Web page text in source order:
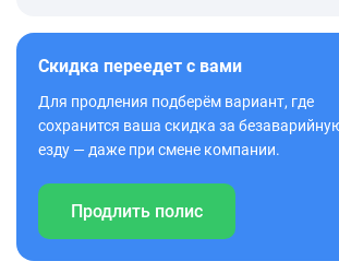
Скидка переедет с вами
Для продления подберём вариант, где
сохранится ваша скидка за
езду — даже при смене компании.
Продлить полис